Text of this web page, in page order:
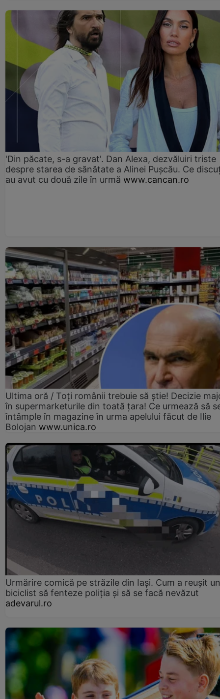
'Din păcate, s-a gravat'. Dan Alexa, dezvăluiri triste
despre starea de sănătate a Alinei Pușcău. Ce
au avut cu două zile în urmă www.cancan.ro
Ultima oră / Toți românii trebuie să știe! Decizie
în supermarketurile din toată țara! Ce urmează să
întâmple în magazine în urma apelului făcut de Ilie
Bolojan www.unica.ro
Urmărire comică pe străzile din Iași. Cum a reușit un
biciclist să fenteze poliția și să se facă nevăzut
adevarul.ro